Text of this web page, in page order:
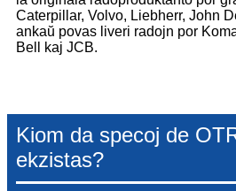
Caterpillar, Volvo, Liebherr, John
ankaŭ povas liveri radojn por
Bell kaj JCB.
Kiom da specoj de
ekzistas?